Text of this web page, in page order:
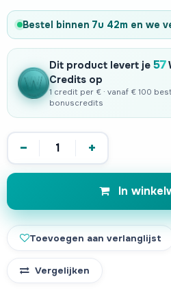
Bestel binnen 7u 42m en we
Dit product levert je 57
Credits op
1 credit per € · vanaf € 100
bonuscredits
− +
In
Toevoegen aan verlanglijst
Vergelijken